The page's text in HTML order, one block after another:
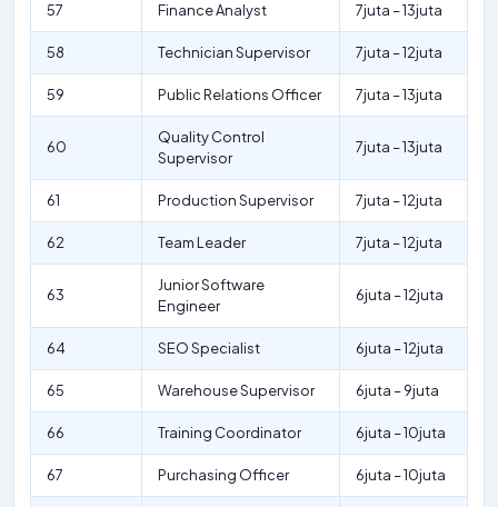
57 Finance Analyst 7juta – 13juta
58 Technician Supervisor 7juta – 12juta
59 Public Relations Officer 7juta – 13juta
60
Quality Control
Supervisor
7juta – 13juta
61 Production Supervisor 7juta – 12juta
62 Team Leader 7juta – 12juta
63
Junior Software
Engineer
6juta – 12juta
64 SEO Specialist 6juta – 12juta
65 Warehouse Supervisor 6juta – 9juta
66 Training Coordinator 6juta – 10juta
67 Purchasing Officer 6juta – 10juta